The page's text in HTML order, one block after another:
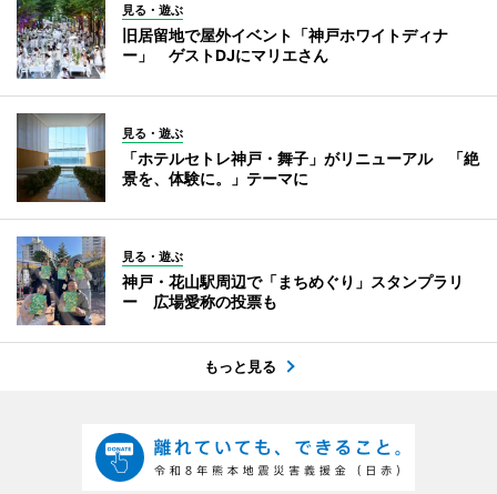
見る・遊ぶ
旧居留地で屋外イベント「神戸ホワイトディナ
ー」 ゲストDJにマリエさん
見る・遊ぶ
「ホテルセトレ神戸・舞子」がリニューアル 「絶
景を、体験に。」テーマに
見る・遊ぶ
神戸・花山駅周辺で「まちめぐり」スタンプラリ
ー 広場愛称の投票も
もっと見る